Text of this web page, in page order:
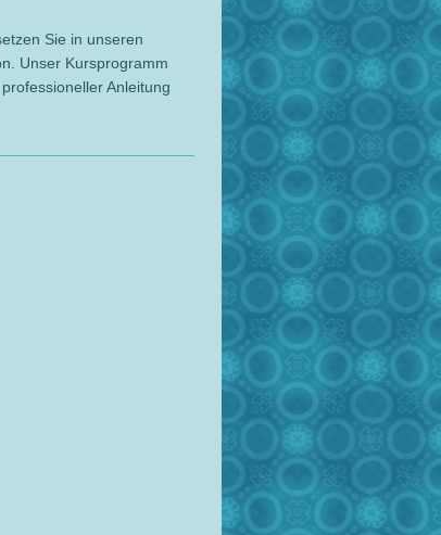
Sie in unseren
Unser Kursprogramm
Anleitung